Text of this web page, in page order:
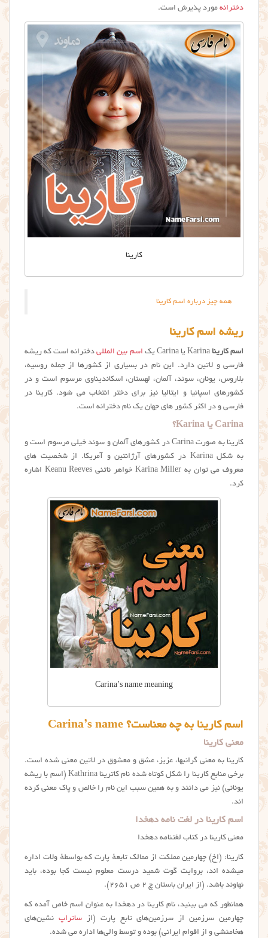
دخترانه مورد پذیرش است.
کارینا
همه چیز درباره اسم کارینا
ریشه اسم کارینا
اسم کارینا Karina یا Carina یک اسم بین المللیدخترانه است که ریشه
فارسی و لاتین دارد. این نام در بسیاری از کشورها از جمله روسیه،
بلاروس، یونان، سوئد، آلمان، لهستان، اسکاندیناوی مرسوم است و در
کشورهای اسپانیا و ایتالیا نیز برای دختر انتخاب می شود. كارينا در
فارسی و در اکثر کشور های جهان یک نام دخترانه است.
Carina یا Karina؟
کارینا به صورت Carina در کشورهای آلمان و سوئد خیلی مرسوم است و
به شکل Karina در کشورهای آرژانتین و آمریکا. از شخصیت های
معروف می توان به Karina Miller خواهر ناتنی Keanu Reeves اشاره
کرد.
Carina’s name meaning
اسم کارینا به چه معناست؟ Carina’s name
معنی کارینا
کارینا به معنی گرانبها، عزیز، عشق و معشوق در لاتین معنی شده است.
برخی منابع کارینا را شکل کوتاه شده نام کاترینا Kathrina (اسم با ریشه
یونانی) نیز می دانند و به همین سبب این نام را خالص و پاک معنی کرده
اند.
اسم کارینا در لغت نامه دهخدا
معنی کارینا در کتاب لغتنامه دهخدا
کارینا: (اِخ) چهارمین مملکت از ممالک تابعهٔ پارت که بواسطهٔ ولات اداره
میشده اند، بروایت گوت شمید درست معلوم نیست کجا بوده، باید
نهاوند باشد. (از ایران باستان چ ۲ ص ۲۶۵۱).
همانطور که می بینید، نام كارينا در دهخدا به عنوان اسم خاص آمده که
چهارمین سرزمین از سرزمین‌های تابع پارت (ازساتراپ نشین‌های
هخامنشی و از اقوام ایرانی) بوده و توسط والی‌ها اداره می شده‌.